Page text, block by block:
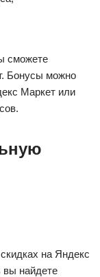
сможете
Бонусы можно
Маркет или
на Яндекс
вы найдете